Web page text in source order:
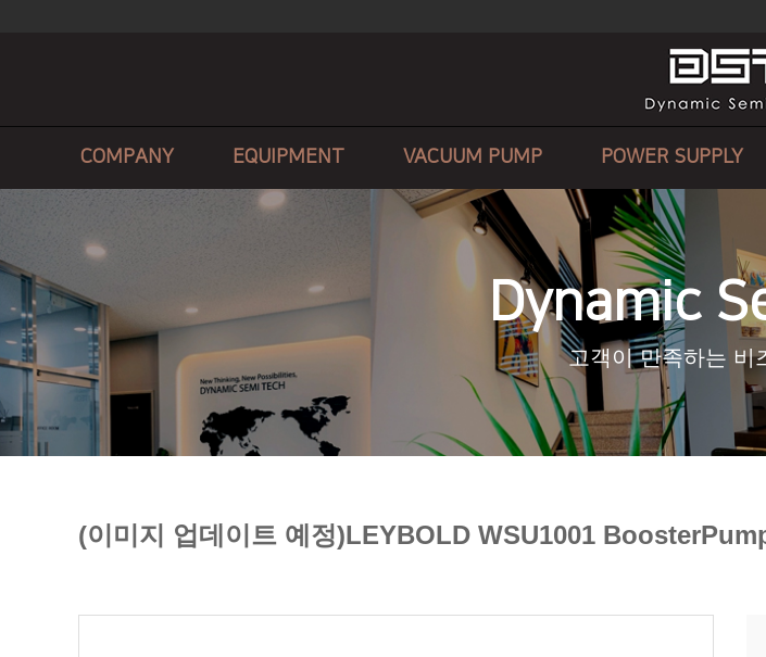
COMPANY EQUIPMENT VACUUM PUMP POWER SUPPLY
Dynamic
고객이 만족하는 비
(이미지 업데이트 예정)LEYBOLD WSU1001